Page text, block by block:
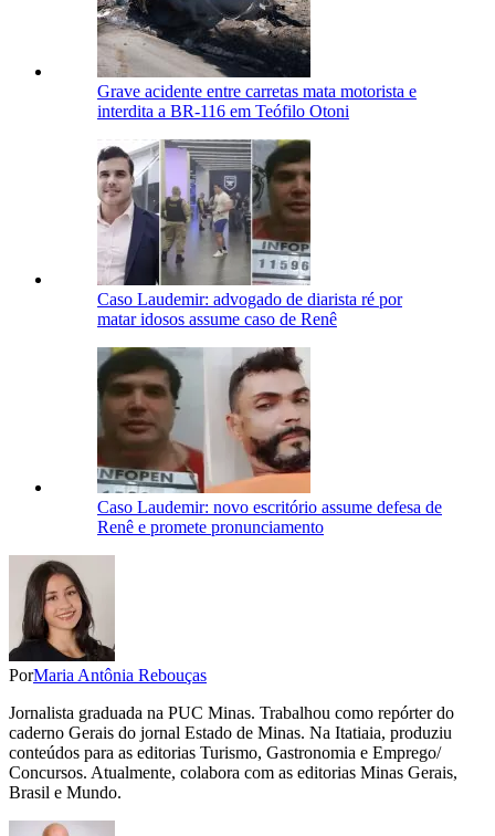
Grave acidente entre carretas mata motorista e
interdita a BR-116 em Teófilo Otoni
Caso Laudemir: advogado de diarista ré por
matar idosos assume caso de Renê
Caso Laudemir: novo escritório assume defesa de
Renê e promete pronunciamento
PorMaria Antônia Rebouças
Jornalista graduada na PUC Minas. Trabalhou como repórter do
caderno Gerais do jornal Estado de Minas. Na Itatiaia, produziu
conteúdos para as editorias Turismo, Gastronomia e Emprego/
Concursos. Atualmente, colabora com as editorias Minas Gerais,
Brasil e Mundo.